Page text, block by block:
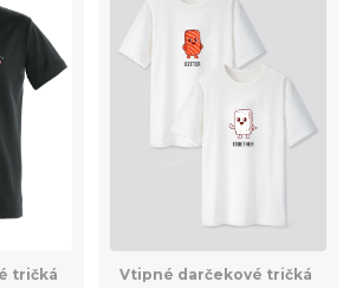
tričká Vtipné darčekové tričká